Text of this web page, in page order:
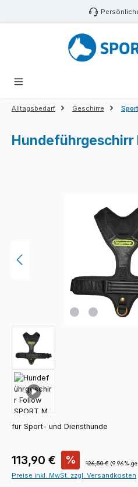
Zum Hauptinhalt springen
Alltagsbedarf Geschirre
Hundeführgeschirr
für Sport- und Diensthunde
Verkaufspreis:
113,90 € % Regulärer Preis:
126,50 € (9.96%
Preise inkl. MwSt. zzgl. Versandkosten